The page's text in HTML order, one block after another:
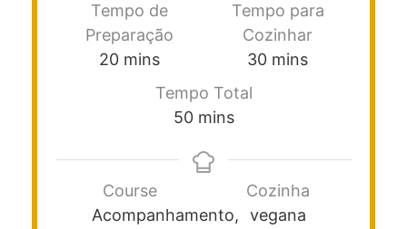
Tempo de
Preparação
20 mins
Tempo para
Cozinhar
30 mins
Tempo Total
50 mins
Course
Acompanhamento,
Cozinha
vegana